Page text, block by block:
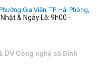
Gia Viên, TP. Hải Phòng,
& Ngày Lễ: 9h00 -
DV Công nghệ số Đỉnh